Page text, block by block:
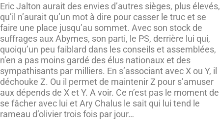
Eric Jalton aurait des envies d’autres sièges, plus élevés,
qu’il n’aurait qu’un mot à dire pour casser le truc et se
faire une place jusqu’au sommet. Avec son stock de
suffrages aux Abymes, son parti, le PS, derrière lui qui,
quoiqu’un peu faiblard dans les conseils et assemblées,
n’en a pas moins gardé des élus nationaux et des
sympathisants par milliers. En s’associant avec X ou Y, il
déchouke Z. Ou il permet de maintenir Z pour s’amuser
aux dépends de X et Y. A voir. Ce n’est pas le moment de
se fâcher avec lui et Ary Chalus le sait qui lui tend le
rameau d’olivier trois fois par jour…